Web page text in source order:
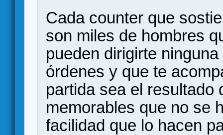
Cada counter que
son miles de hombres
pueden dirigirte
órdenes y que te
partida sea el resultado
memorables que no se
facilidad que lo hacen